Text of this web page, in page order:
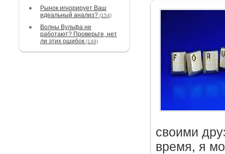
Рынок игнорирует Ваш
идеальный анализ? (154)
Волны Вульфа не
работают? Проверьте, нет
ли этих ошибок (149)
своими
время, я